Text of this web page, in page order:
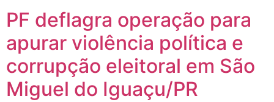
PF deflagra operação para
apurar violência política e
corrupção eleitoral em São
Miguel do Iguaçu/PR